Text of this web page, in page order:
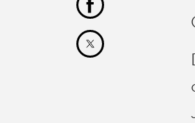
Partager cet
Partager cet